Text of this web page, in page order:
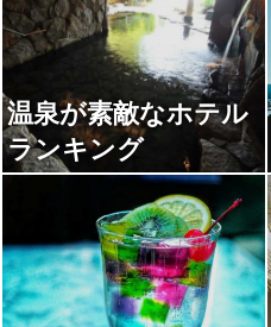
温泉が素敵なホテル
ランキング